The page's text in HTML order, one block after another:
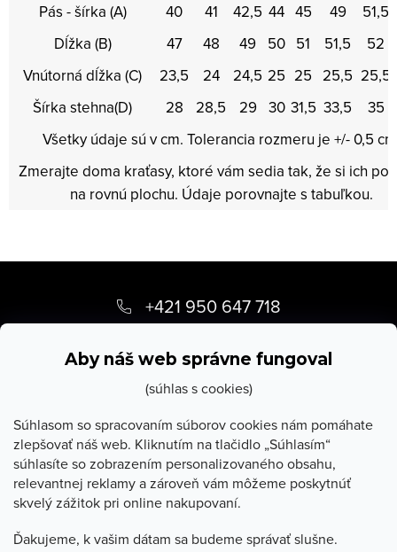
Aby náš web správne fungoval
(súhlas s cookies)
Súhlasom so spracovaním súborov cookies nám pomáhate
zlepšovať náš web. Kliknutím na tlačidlo „Súhlasím“
súhlasíte so zobrazením personalizovaného obsahu,
relevantnej reklamy a zároveň vám môžeme poskytnúť
skvelý zážitok pri online nakupovaní.
Ďakujeme, k vašim dátam sa budeme správať slušne.
Pás - šírka (A) 40 41 42,5 44 45 49
51,5
Dĺžka (B)
47 48 49 50 51 51,5
52
Vnútorná dĺžka (C)
23,5 24 24,5 25 25 25,5 25,5
Šírka stehna(D)
28 28,5 29 30 31,5 33,5
35
Všetky údaje sú v cm. Tolerancia rozmeru je +/- 0,5
Zmerajte doma kraťasy, ktoré vám sedia tak, že si ich
na rovnú plochu. Údaje porovnajte s tabuľkou.
p
+421 950 647 718
O Stevula